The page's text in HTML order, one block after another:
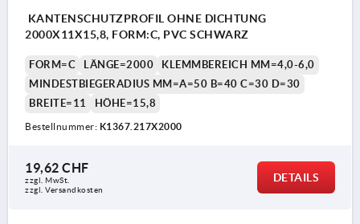
KANTENSCHUTZPROFIL OHNE DICHTUNG
2000X11X15,8, FORM:C, PVC SCHWARZ
FORM=C LÄNGE=2000
KLEMMBEREICH MM=4,0-6,0
MINDESTBIEGERADIUS MM=A=50 B=40 C=30 D=30
BREITE=11
HÖHE=15,8
Bestellnummer: K1367.217X2000
19,62 CHF
zzgl. MwSt.
zzgl. Versandkosten
DETAILS